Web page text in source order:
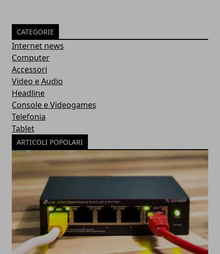
CATEGORIE
Internet news
Computer
Accessori
Video e Audio
Headline
Console e Videogames
Telefonia
Tablet
ARTICOLI POPOLARI